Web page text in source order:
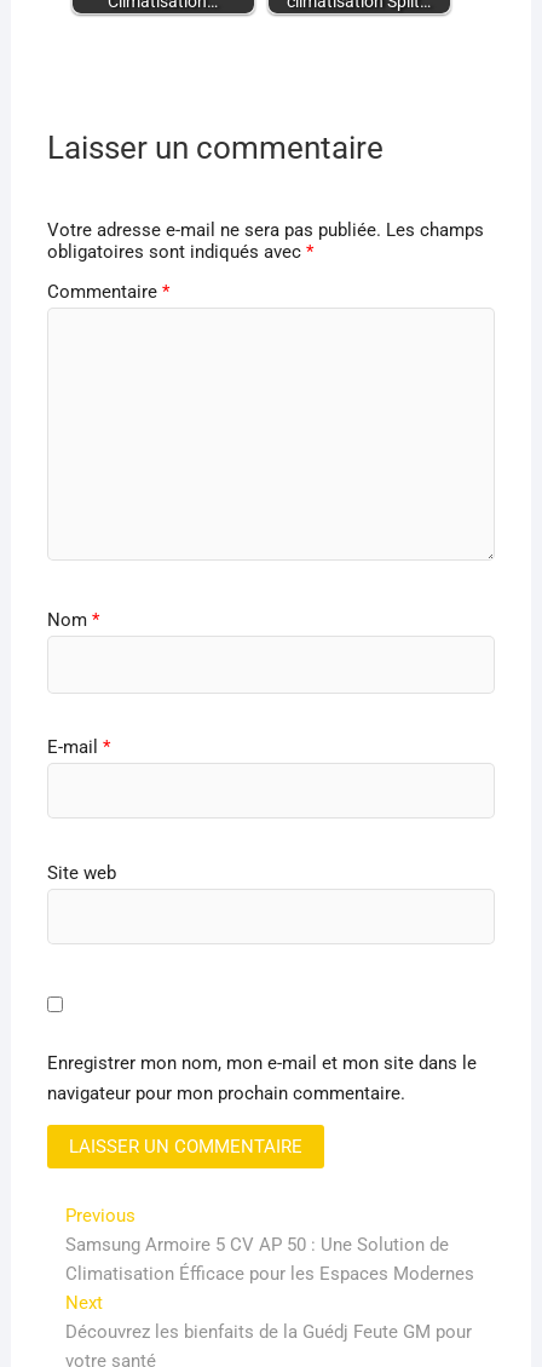
Laisser un commentaire
Votre adresse e-mail ne sera pas publiée. Les champs
obligatoires sont indiqués avec *
Commentaire *
Nom *
E-mail *
Site web
Enregistrer mon nom, mon e-mail et mon site dans le
navigateur pour mon prochain commentaire.
Navigation
de
l’article
PreviousPrevious
post:
Samsung Armoire 5 CV AP 50 : Une Solution de
Climatisation Éfficace pour les Espaces Modernes
NextNext
post:
Découvrez les bienfaits de la Guédj Feute GM pour
votre santé